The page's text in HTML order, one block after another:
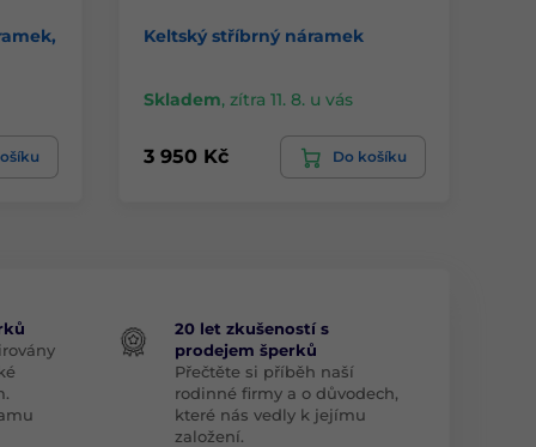
Keltský stříbrný náramek
Skladem, zítra 11. 8. u vás
3 950 Kč Do košíku
20 let zkušeností s
prodejem šperků
Přečtěte si příběh naší
rodinné firmy a o důvodech,
které nás vedly k jejímu
založení.